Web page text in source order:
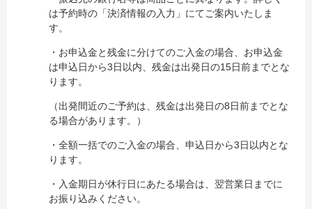
は予約時の「決済情報の入力」にてご案内いたしま
す。
・お申込金と残金に分けてのご入金の場合、お申込金
は申込日から3日以内、残金は出発日の15日前までとな
ります。
（出発間近のご予約は、残金は出発日の8日前までとな
る場合があります。）
・全額一括でのご入金の場合、申込日から3日以内とな
ります。
・入金期日が休行日にあたる場合は、翌営業日までに
お振り込みください。